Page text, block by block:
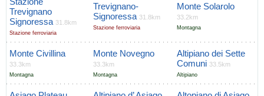
Trevignano
Signoressa 31.8km
Stazione ferroviaria
Trevignano-
Signoressa 31.8km
Stazione ferroviaria
Monte Solarolo
33.2km
Montagna
Monte Civillina
33.3km
Montagna
Monte Novegno
33.3km
Montagna
Altipiano dei Sette
Comuni 33.5km
Altipiano